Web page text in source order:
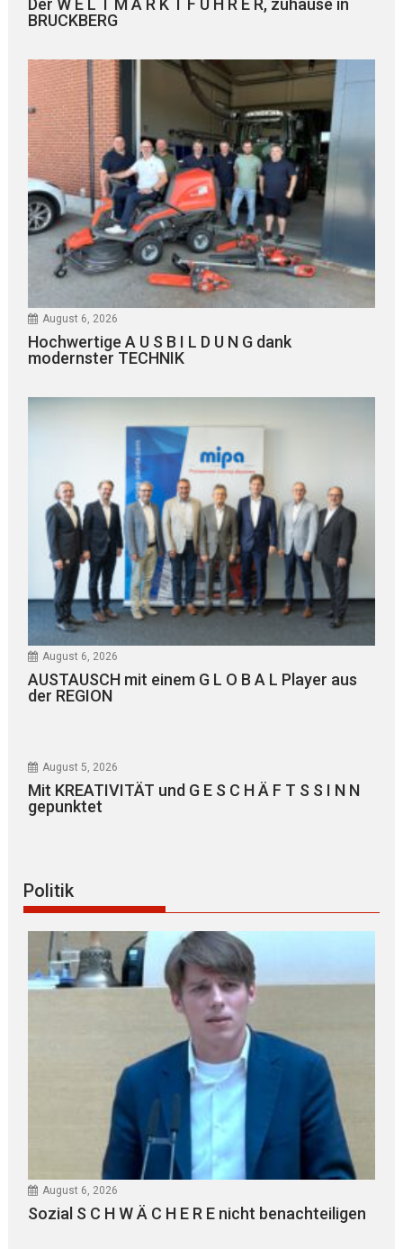
Der W E L T M A R K T F Ü H R E R, zuhause in
BRUCKBERG
August 6, 2026
Hochwertige A U S B I L D U N G dank
modernster TECHNIK
August 6, 2026
AUSTAUSCH mit einem G L O B A L Player aus
der REGION
August 5, 2026
Mit KREATIVITÄT und G E S C H Ä F T S S I N N
gepunktet
Politik
August 6, 2026
Sozial S C H W Ä C H E R E nicht benachteiligen